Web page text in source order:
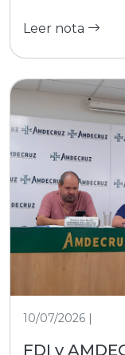
Leer nota
10/07/2026 |
FDI y